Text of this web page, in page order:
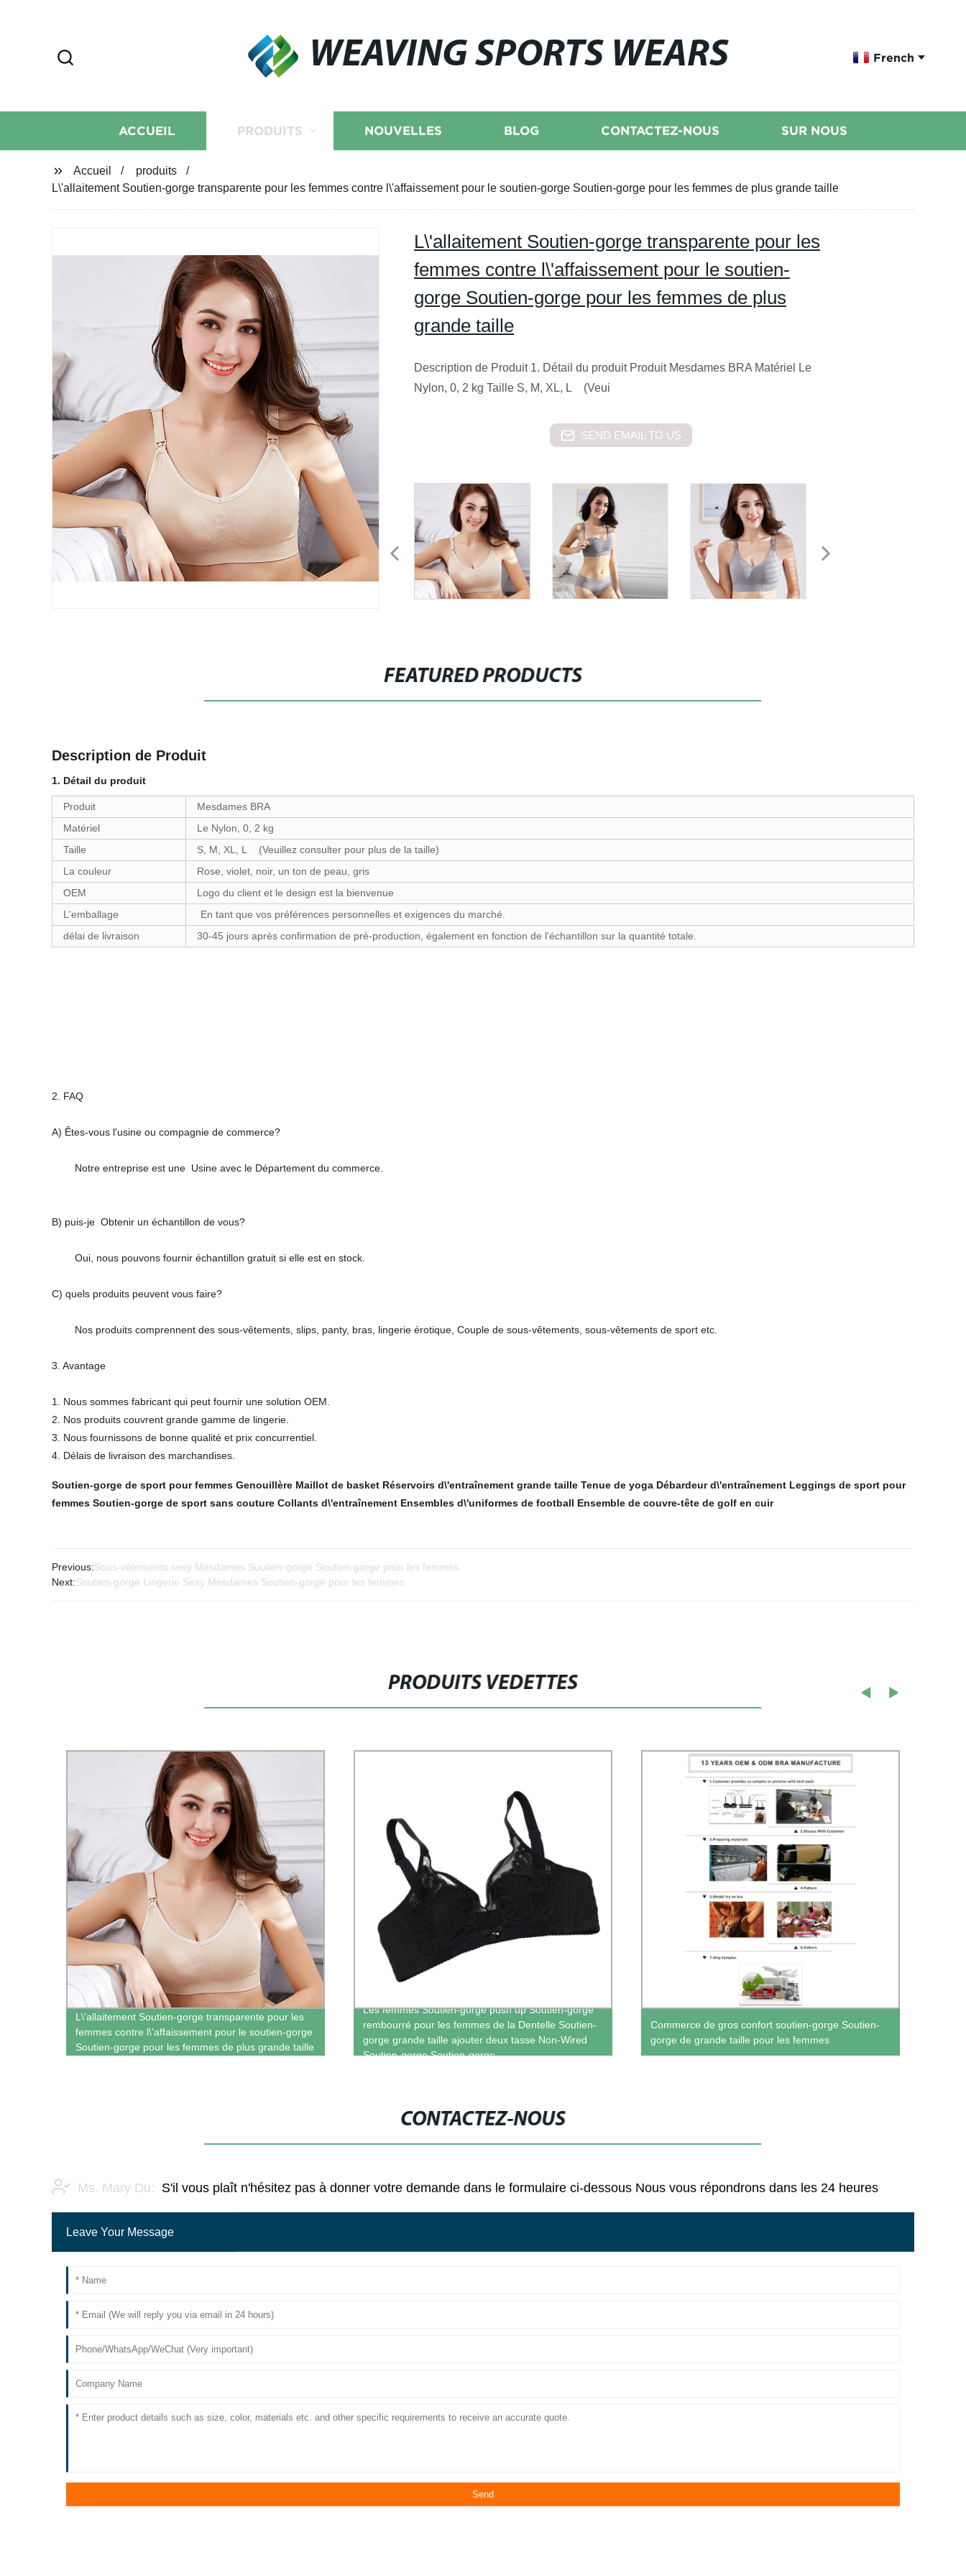
WEAVING SPORTS WEARS French
ACCUEIL PRODUITS NOUVELLES BLOG CONTACTEZ-NOUS SUR NOUS
Accueil
produits
L\'allaitement Soutien-gorge transparente pour les femmes contre l\'affaissement pour le soutien-gorge Soutien-gorge pour les femmes de plus grande taille
L\'allaitement Soutien-gorge transparente pour les
femmes contre l\'affaissement pour le soutien-
gorge Soutien-gorge pour les femmes de plus
grande taille
Description de Produit 1. Détail du produit Produit Mesdames BRA Matériel Le
Nylon, 0, 2 kg Taille S, M, XL, L (Veui
SEND EMAIL TO US
FEATURED PRODUCTS
Description de Produit
1. Détail du produit
Produit
Mesdames BRA
Matériel
Le Nylon, 0, 2 kg
Taille
S, M, XL, L (Veuillez consulter pour plus de la taille)
La couleur
Rose, violet, noir, un ton de peau, gris
OEM
Logo du client et le design est la bienvenue
L'emballage
En tant que vos préférences personnelles et exigences du marché.
délai de livraison
30-45 jours après confirmation de pré-production, également en fonction de l'échantillon sur la quantité totale.
2. FAQ
A) Êtes-vous l'usine ou compagnie de commerce?
Notre entreprise est une Usine avec le Département du commerce.
B) puis-je Obtenir un échantillon de vous?
Oui, nous pouvons fournir échantillon gratuit si elle est en stock.
C) quels produits peuvent vous faire?
Nos produits comprennent des sous-vêtements, slips, panty, bras, lingerie érotique, Couple de sous-vêtements, sous-vêtements de sport etc.
3. Avantage
1. Nous sommes fabricant qui peut fournir une solution OEM.
2. Nos produits couvrent grande gamme de lingerie.
3. Nous fournissons de bonne qualité et prix concurrentiel.
4. Délais de livraison des marchandises.
Soutien-gorge de sport pour femmes Genouillère Maillot de basket Réservoirs d\'entraînement grande taille Tenue de yoga Débardeur d\'entraînement Leggings de sport pour
femmes Soutien-gorge de sport sans couture Collants d\'entraînement Ensembles d\'uniformes de football Ensemble de couvre-tête de golf en cuir
Previous:Sous-vêtements sexy Mesdames Soutien-gorge Soutien-gorge pour les femmes
Next:Soutien-gorge Lingerie Sexy Mesdames Soutien-gorge pour les femmes
PRODUITS VEDETTES
L\'allaitement Soutien-gorge transparente pour les
femmes contre l\'affaissement pour le soutien-gorge
Soutien-gorge pour les femmes de plus grande taille
Les femmes Soutien-gorge push up Soutien-gorge
rembourré pour les femmes de la Dentelle Soutien-
gorge grande taille ajouter deux tasse Non-Wired
Soutien-gorge Soutien-gorge
Commerce de gros confort soutien-gorge Soutien-
gorge de grande taille pour les femmes
CONTACTEZ-NOUS
Ms. Mary Du: S'il vous plaît n'hésitez pas à donner votre demande dans le formulaire ci-dessous Nous vous répondrons dans les 24 heures